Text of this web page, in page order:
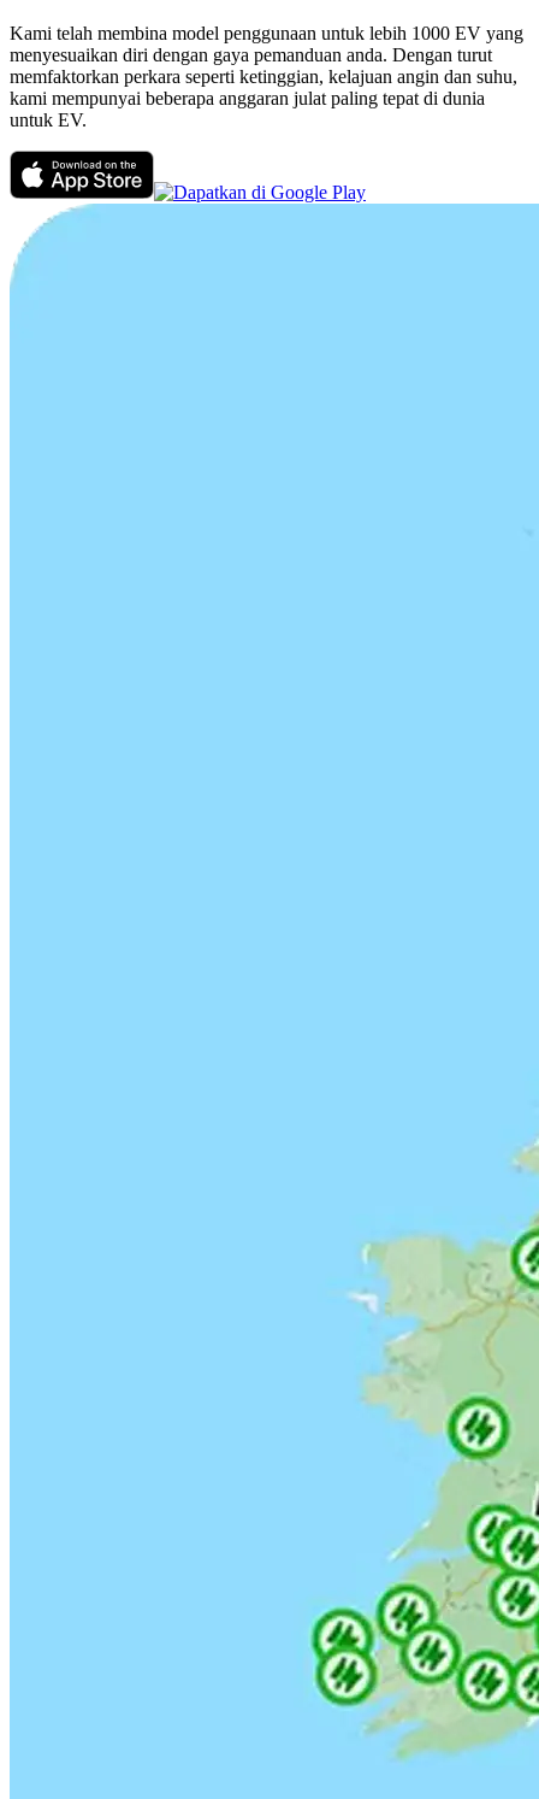
Kami telah membina model penggunaan untuk lebih 1000 EV yang
menyesuaikan diri dengan gaya pemanduan anda. Dengan turut
memfaktorkan perkara seperti ketinggian, kelajuan angin dan suhu,
kami mempunyai beberapa anggaran julat paling tepat di dunia
untuk EV.